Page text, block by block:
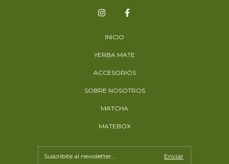
INICIO
YERBA MATE
ACCESORIOS
SOBRE NOSOTROS
MATCHA
MATEBOX